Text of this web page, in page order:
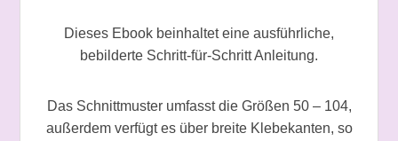
Dieses Ebook beinhaltet eine ausführliche,
bebilderte Schritt-für-Schritt Anleitung.
Das Schnittmuster umfasst die Größen 50 – 104,
außerdem verfügt es über breite Klebekanten, so